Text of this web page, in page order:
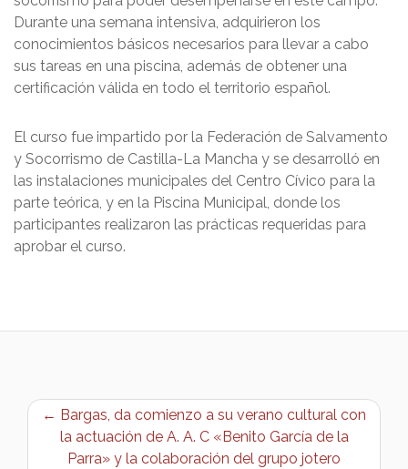
Durante una semana intensiva, adquirieron los
conocimientos básicos necesarios para llevar a cabo
sus tareas en una piscina, además de obtener una
certificación válida en todo el territorio español.
El curso fue impartido por la Federación de Salvamento
y Socorrismo de Castilla-La Mancha y se desarrolló en
las instalaciones municipales del Centro Cívico para la
parte teórica, y en la Piscina Municipal, donde los
participantes realizaron las prácticas requeridas para
aprobar el curso.
← Bargas, da comienzo a su verano cultural con
la actuación de A. A. C «Benito García de la
Parra» y la colaboración del grupo jotero